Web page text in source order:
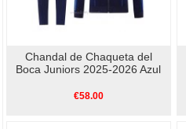
Chandal de Chaqueta del
Boca Juniors 2025-2026 Azul
€58.00